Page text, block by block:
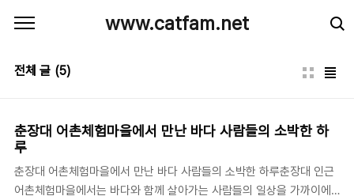
www.catfam.net
전체 글 (5)
춘장대 어촌체험마을에서 만난 바다 사람들의 소박한 하
루
춘장대 어촌체험마을에서 만난 바다 사람들의 소박한 하루춘장대 인근
어촌체험마을에서는 바다와 함께 살아가는 사람들의 일상을 가까이에